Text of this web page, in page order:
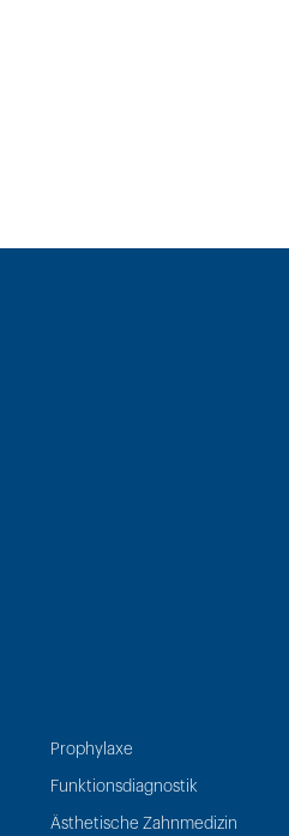
Prophylaxe
Funktionsdiagnostik
Ästhetische Zahnmedizin